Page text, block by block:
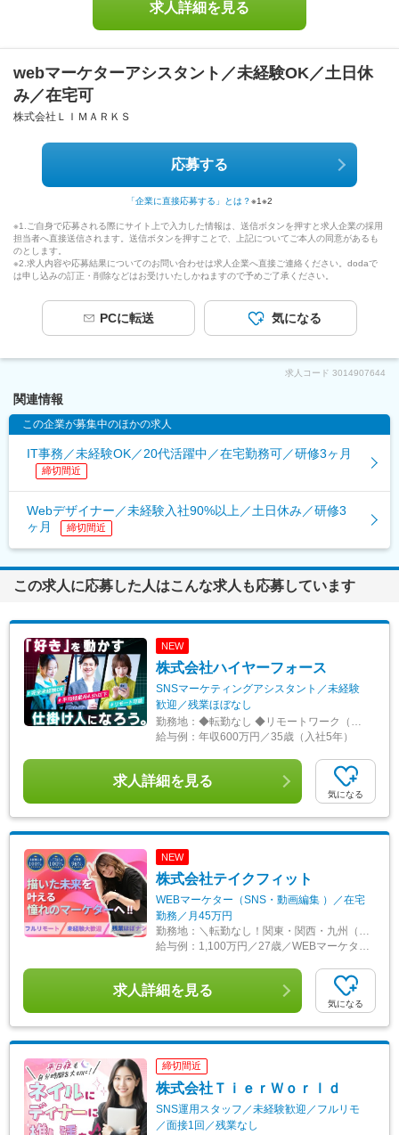
求人詳細を見る
webマーケターアシスタント／未経験OK／土日休
み／在宅可
株式会社ＬＩＭＡＲＫＳ
応募する
「企業に直接応募する」とは？※1※2
※1.ご自身で応募される際にサイト上で入力した情報は、送信ボタンを押すと求人企業の採用
担当者へ直接送信されます。送信ボタンを押すことで、上記についてご本人の同意があるも
のとします。
※2.求人内容や応募結果についてのお問い合わせは求人企業へ直接ご連絡ください。dodaで
は申し込みの訂正・削除などはお受けいたしかねますので予めご了承ください。
PCに転送 気になる
求人コード 3014907644
関連情報
この企業が募集中のほかの求人
IT事務／未経験OK／20代活躍中／在宅勤務可／研修3ヶ月
締切間近
Webデザイナー／未経験入社90%以上／土日休み／研修3
ヶ月
締切間近
この求人に応募した人はこんな求人も応募しています
NEW
株式会社ハイヤーフォース
SNSマーケティングアシスタント／未経験
歓迎／残業ほぼなし
勤務地： ◆転勤なし ◆リモートワーク（在宅勤務）あり ◆希望を最大限に考慮 ◆Uターン・Iターン歓迎 東京23区を中心とした首都圏（東京・神奈川・千葉・埼玉など）の各プロジェクト先 ◎未経験の方は東京本社での研修あり ＜プロジェクト先＞ ■東京23区内 千代田・中央・港・新宿・文京・台東・墨田・江東・品川・目黒・大田・世田谷・渋谷・中野・杉並・豊島・北・荒川・板橋・練馬・足立・葛飾・江戸川 等 ■神奈川 横浜・川崎・相模原・横須賀・平塚・茅ヶ崎・大和・厚木 等 ■千葉 舞浜 等 ■埼玉 さいたま市・和光 等 ▼東京本社 東京都目黒区東山3-22-3 3F ▼代官山オフィス 東京都渋谷区代官山町20-23 フォレストゲート代官山3F ▼渋谷オフィス 東京都渋谷区道玄坂1-19-2 スプラインビル8F └1階のエイベックスグループが目印 ▼大阪オフィス 大阪府大阪市北区大深町3-40 グランフロント大阪26F ▼名古屋オフィス 愛知県名古屋市中区錦2-7-7 プラウドタワー23F ※千葉・滋賀にサテライトオフィス開設済み ※札幌・仙台・福岡へも展開予定 ◆アクセス プロジェクト先による
給与例： 年収600万円／35歳（入社5年）
求人詳細を見る
気になる
NEW
株式会社テイクフィット
WEBマーケター（SNS・動画編集 ）／在宅
勤務／月45万円
勤務地： ＼転勤なし！関東・関西・九州（一都三県・大阪府・福岡県中心）／ ★研修終了後通勤不要！デビュー後完全在宅OK◎ 【本社】東京都港区西麻布1-2-14デュオ・スカーラ西麻布タワーウエスト 602号室 【品川支社】東京都品川区西五反田5-23-3BLOCKS目黒不動前3階 【大阪支社】大阪府大阪市北区梅田1-1-3大阪駅前第3ビル 29階 【福岡支社】福岡県福岡市中央区大名1-1-29 1階 ◎研修中は上記いずれかに出社していただく必要があります。 ★その他支社 【渋谷支社】東京都渋谷区渋谷2-24-12渋谷スクランブルスクエア39階 【新宿支社】東京都新宿区西新宿6-11-3Dタワー西新宿16階 【池袋支社】東京都豊島区西池袋1-11-1メトロポリタンプラザビル14F 【虎ノ門支社】東京都港区虎ノ門4-3-1城山トラストタワー21階 【名古屋支社】愛知県名古屋市中村区平池町4-60-12グローバルゲート11階 ◎希望を考慮して決定します。転勤はありません！
給与例： 1,100万円／27歳／WEBマーケター（入社3年目）
求人詳細を見る
気になる
締切間近
株式会社ＴｉｅｒＷｏｒｌｄ
SNS運用スタッフ／未経験歓迎／フルリモ
／面接1回／残業なし